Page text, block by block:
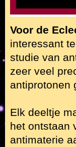
Voor de
interessant
studie van
zeer veel
antiprotonen
Elk deeltje
het ontstaan
antimaterie